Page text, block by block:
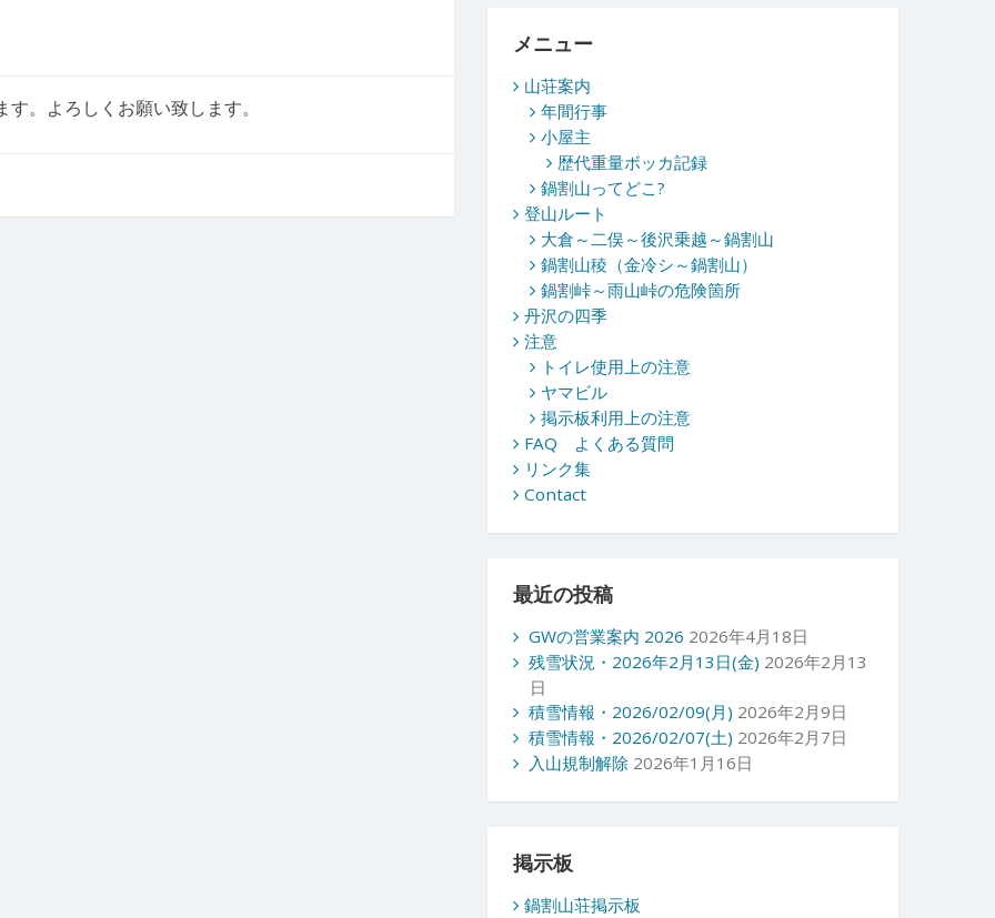
。よろしくお願い致します。
メニュー
山荘案内
年間行事
小屋主
歴代重量ボッカ記録
鍋割山ってどこ?
登山ルート
大倉～二俣～後沢乗越～鍋割山
鍋割山稜（金冷シ～鍋割山）
鍋割峠～雨山峠の危険箇所
丹沢の四季
注意
トイレ使用上の注意
ヤマビル
掲示板利用上の注意
FAQ よくある質問
リンク集
Contact
最近の投稿
GWの営業案内 2026 2026年4月18日
残雪状況・2026年2月13日(金) 2026年2月13
日
積雪情報・2026/02/09(月) 2026年2月9日
積雪情報・2026/02/07(土) 2026年2月7日
入山規制解除 2026年1月16日
掲示板
鍋割山荘掲示板